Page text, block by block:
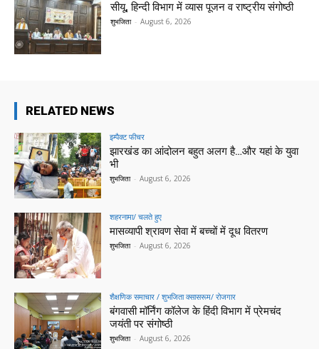
सीयू, हिन्दी विभाग में व्यास पूजन व राष्ट्रीय संगोष्ठी
शुभजिता - August 6, 2026
RELATED NEWS
इम्पैक्ट फीचर
झारखंड का आंदोलन बहुत अलग है…और यहां के युवा
भी
शुभजिता - August 6, 2026
शहरनामा/ चलते हुए
मासव्यापी श्रावण सेवा में बच्चों में दूध वितरण
शुभजिता - August 6, 2026
शैक्षणिक समाचार / शुभजिता क्सासरूम/ रोजगार
बंगवासी मॉर्निंग कॉलेज के हिंदी विभाग में प्रेमचंद
जयंती पर संगोष्ठी
शुभजिता - August 6, 2026